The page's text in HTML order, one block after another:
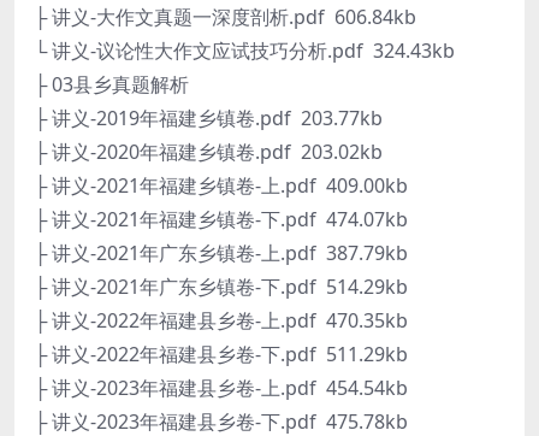
├ 讲义-大作文真题一深度剖析.pdf 606.84kb
└ 讲义-议论性大作文应试技巧分析.pdf 324.43kb
├ 03县乡真题解析
├ 讲义-2019年福建乡镇卷.pdf 203.77kb
├ 讲义-2020年福建乡镇卷.pdf 203.02kb
├ 讲义-2021年福建乡镇卷-上.pdf 409.00kb
├ 讲义-2021年福建乡镇卷-下.pdf 474.07kb
├ 讲义-2021年广东乡镇卷-上.pdf 387.79kb
├ 讲义-2021年广东乡镇卷-下.pdf 514.29kb
├ 讲义-2022年福建县乡卷-上.pdf 470.35kb
├ 讲义-2022年福建县乡卷-下.pdf 511.29kb
├ 讲义-2023年福建县乡卷-上.pdf 454.54kb
├ 讲义-2023年福建县乡卷-下.pdf 475.78kb